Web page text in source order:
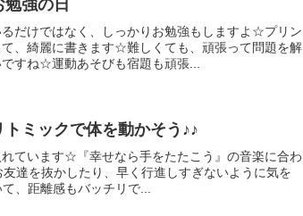
強の日
だけではなく、しっかりお勉強もしますよ☆プリン
、綺麗に書きます☆難しくても、頑張って問題を解
すね☆運動あそびも宿題も頑張...
ミックで体を動かそう♪♪
ています☆『幸せなら手をたたこう』の音楽に合わ
達を抜かしたり、早く行進しすぎないように気を
、距離感もバッチリで...